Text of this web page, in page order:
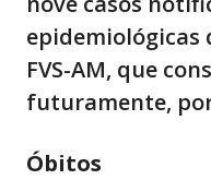
epidemiológicas
FVS-AM, que
futuramente,
Óbitos